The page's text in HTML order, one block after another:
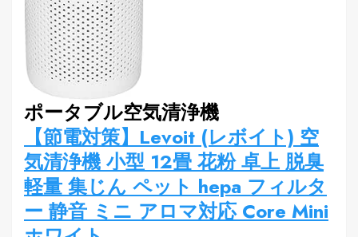
ポータブル空気清浄機
【節電対策】Levoit (レボイト) 空
気清浄機 小型 12畳 花粉 卓上 脱臭
軽量 集じん ペット hepa フィルタ
ー 静音 ミニ アロマ対応 Core Mini